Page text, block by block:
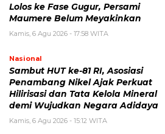
Lolos ke Fase Gugur, Persami
Maumere Belum Meyakinkan
Kamis, 6 Agu 2026 - 17:58 WITA
Nasional
Sambut HUT ke-81 RI, Asosiasi
Penambang Nikel Ajak Perkuat
Hilirisasi dan Tata Kelola Mineral
demi Wujudkan Negara Adidaya
Kamis, 6 Agu 2026 - 15:12 WITA